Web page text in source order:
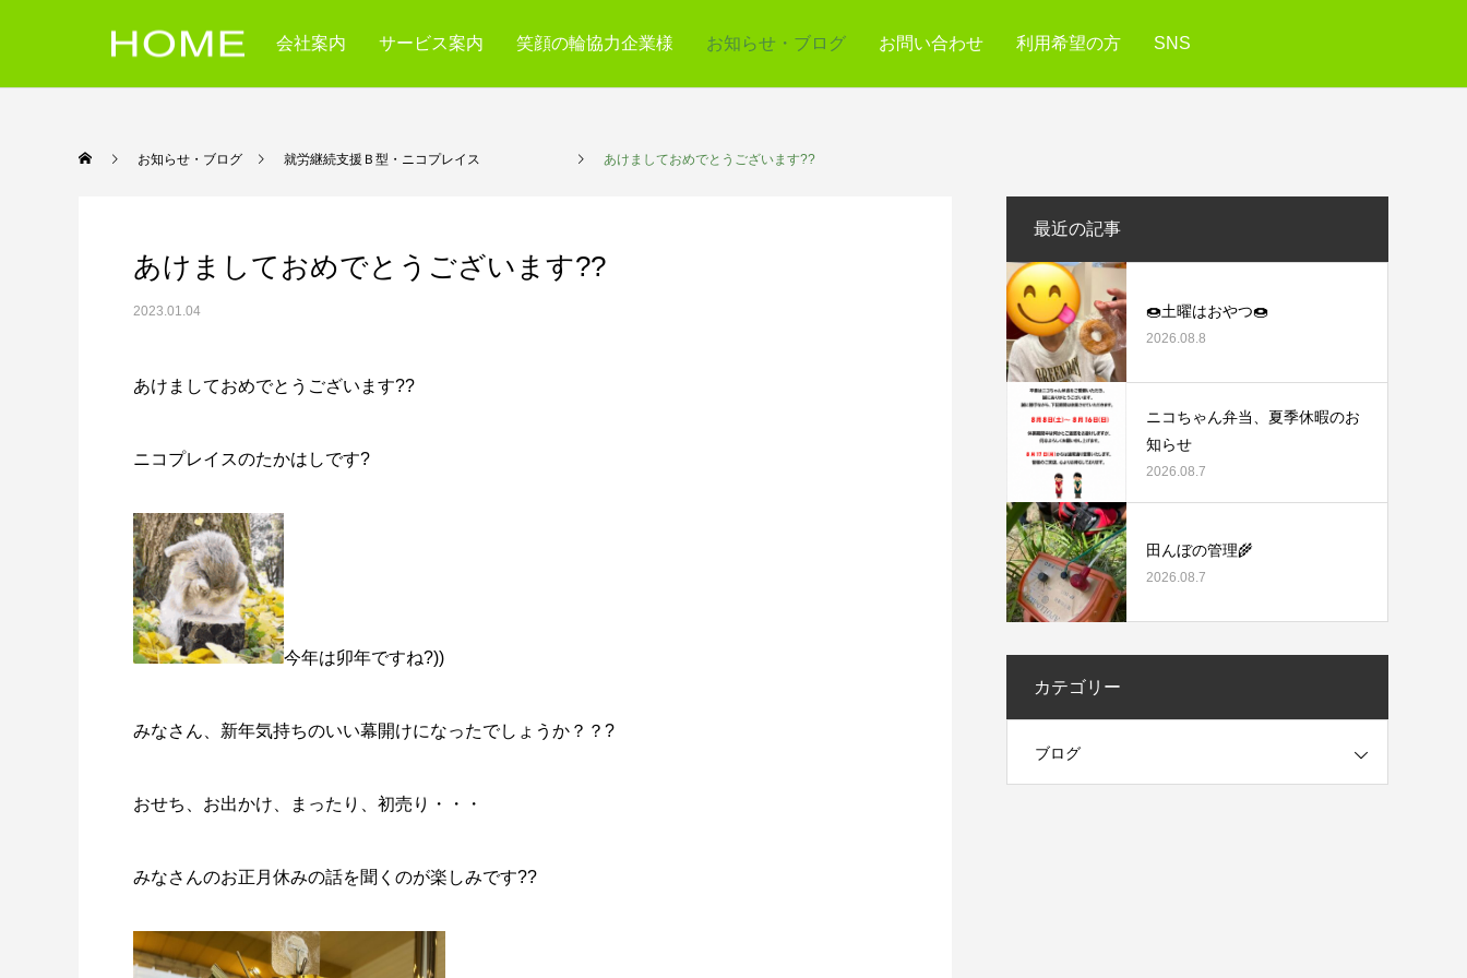
会社案内 サービス案内 笑顔の輪協力企業様 お知らせ・ブログ お問い合わせ 利用希望の方 SNS
お知らせ・ブログ 就労継続支援Ｂ型・ニコプレイス あけましておめでとうございます??
あけましておめでとうございます??
2023.01.04
あけましておめでとうございます??
ニコプレイスのたかはしです?
今年は卯年ですね?))
みなさん、新年気持ちのいい幕開けになったでしょうか？？?
おせち、お出かけ、まったり、初売り・・・
みなさんのお正月休みの話を聞くのが楽しみです??
最近の記事
🍩土曜はおやつ🍩
2026.08.8
ニコちゃん弁当、夏季休暇のお
知らせ
2026.08.7
田んぼの管理🌾
2026.08.7
カテゴリー
ブログ